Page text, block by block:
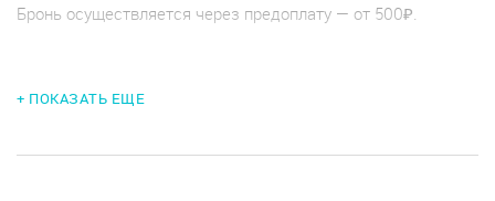
Бронь осуществляется через предоплату — от 500₽.
+ ПОКАЗАТЬ ЕЩЕ